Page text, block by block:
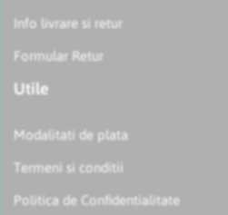
Info livrare si retur
Formular Retur
Utile
Modalitati de plata
Termeni si conditii
Politica de Confidentialitate